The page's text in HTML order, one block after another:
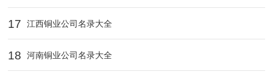
17 江西铜业公司名录大全
18 河南铜业公司名录大全